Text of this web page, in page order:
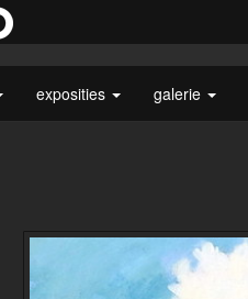
exposities galerie